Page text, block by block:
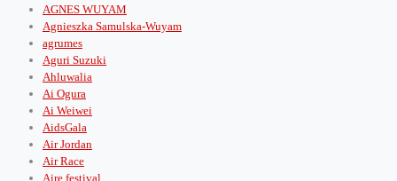
AGNES WUYAM
Agnieszka Samulska-Wuyam
agrumes
Aguri Suzuki
Ahluwalia
Ai Ogura
Ai Weiwei
AidsGala
Air Jordan
Air Race
Aire festival